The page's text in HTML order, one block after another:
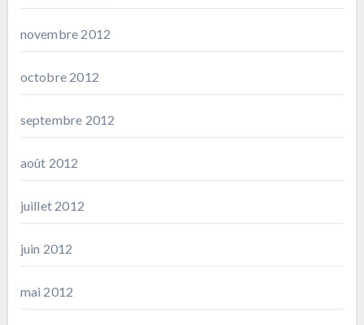
novembre 2012
octobre 2012
septembre 2012
août 2012
juillet 2012
juin 2012
mai 2012